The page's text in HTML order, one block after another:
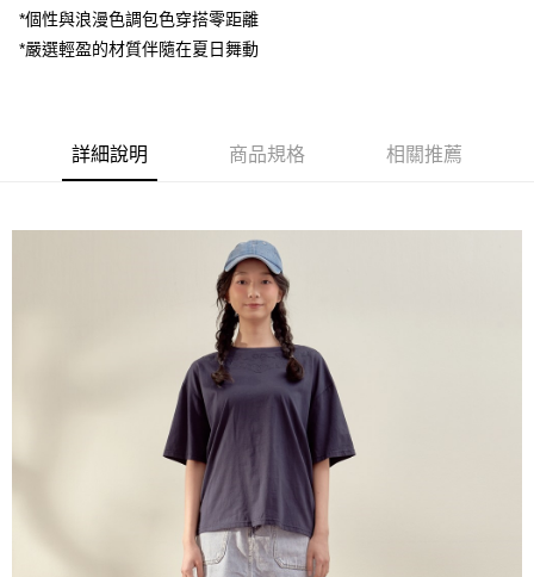
街口支付
相關說明
１．簡單：不需註冊會員、不需綁卡、不需儲值。
２．便利：只要手機號碼，簡訊認證，即可結帳。
３．安心：先確認商品／服務後，再付款。
【「AFTEE先享後付」結帳流程】
１．於結帳方式選擇「AFTEE先享後付」後，將跳轉至「AFTEE先享後付」
結帳頁面，進行簡訊認證並確認金額後，即可完成結帳。
２．訂單成立數日內，您將收到繳費通知簡訊。
３．收到繳費通知簡訊後14天內，點擊此簡訊中的連結，可透過四大超商／
ATM／網路銀行／等多元方式進行付款，方視為交易完成。
※ 請注意：結帳手續完成當下不需立刻繳費，但若您需要取消訂單，請聯絡
購買商品的店家。未經商家同意取消之訂單仍視為有效，需透過AFTEE先享
※ 交易是否成功請以「AFTEE先享後付 」之結帳頁面顯示為準，若有關於
是否繳費成功／繳費後需取消欲退款等相關疑問，請聯繫「AFTEE先享後付
https://netprotections.freshdesk.com/support/home
每筆NT$80，滿NT$1,200(含以上)免運費
每筆NT$80，滿NT$1,200(含以上)免運費
每筆NT$80，滿NT$1,200(含以上)免運費
*個性與浪漫色調包色穿搭零距離
*嚴選輕盈的材質伴隨在夏日舞動
詳細說明 商品規格 相關推薦